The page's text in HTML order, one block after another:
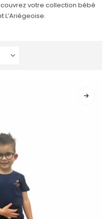
votre collection bébé
L’Ariégeoise.